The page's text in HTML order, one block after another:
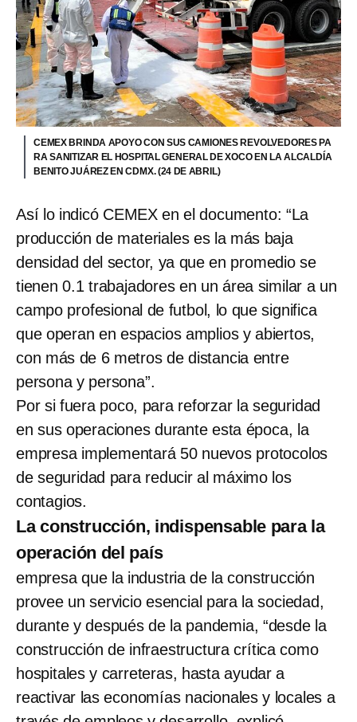
CEMEX BRINDA APOYO CON SUS CAMIONES REVOLVEDORES PA
RA SANITIZAR EL HOSPITAL GENERAL DE XOCO EN LA ALCALDÍA
BENITO JUÁREZ EN CDMX. (24 DE ABRIL)
Así lo indicó CEMEX en el documento: “La
producción de materiales es la más baja
densidad del sector, ya que en promedio se
tienen 0.1 trabajadores en un área similar a un
campo profesional de futbol, lo que significa
que operan en espacios amplios y abiertos,
con más de 6 metros de distancia entre
persona y persona”.
Por si fuera poco, para reforzar la seguridad
en sus operaciones durante esta época, la
empresa implementará 50 nuevos protocolos
de seguridad para reducir al máximo los
contagios.
La construcción, indispensable para la
operación del país
empresa que la industria de la construcción
provee un servicio esencial para la sociedad,
durante y después de la pandemia, “desde la
construcción de infraestructura crítica como
hospitales y carreteras, hasta ayudar a
reactivar las economías nacionales y locales a